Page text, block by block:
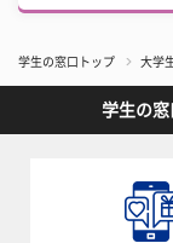
学生の窓口トップ 大学
学生の窓